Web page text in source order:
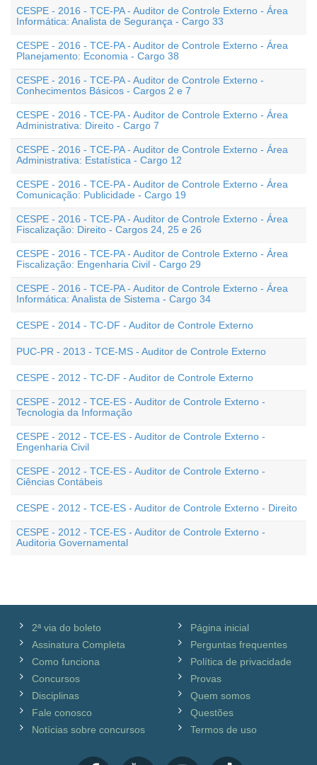
CESPE - 2016 - TCE-PA - Auditor de Controle Externo - Área
Informática: Analista de Segurança - Cargo 33
CESPE - 2016 - TCE-PA - Auditor de Controle Externo - Área
Planejamento: Economia - Cargo 38
CESPE - 2016 - TCE-PA - Auditor de Controle Externo -
Conhecimentos Básicos - Cargos 2 e 7
CESPE - 2016 - TCE-PA - Auditor de Controle Externo - Área
Administrativa: Direito - Cargo 7
CESPE - 2016 - TCE-PA - Auditor de Controle Externo - Área
Administrativa: Estatística - Cargo 12
CESPE - 2016 - TCE-PA - Auditor de Controle Externo - Área
Comunicação: Publicidade - Cargo 19
CESPE - 2016 - TCE-PA - Auditor de Controle Externo - Área
Fiscalização: Direito - Cargos 24, 25 e 26
CESPE - 2016 - TCE-PA - Auditor de Controle Externo - Área
Fiscalização: Engenharia Civil - Cargo 29
CESPE - 2016 - TCE-PA - Auditor de Controle Externo - Área
Informática: Analista de Sistema - Cargo 34
CESPE - 2014 - TC-DF - Auditor de Controle Externo
PUC-PR - 2013 - TCE-MS - Auditor de Controle Externo
CESPE - 2012 - TC-DF - Auditor de Controle Externo
CESPE - 2012 - TCE-ES - Auditor de Controle Externo -
Tecnologia da Informação
CESPE - 2012 - TCE-ES - Auditor de Controle Externo -
Engenharia Civil
CESPE - 2012 - TCE-ES - Auditor de Controle Externo -
Ciências Contábeis
CESPE - 2012 - TCE-ES - Auditor de Controle Externo - Direito
CESPE - 2012 - TCE-ES - Auditor de Controle Externo -
Auditoria Governamental
2ª via do boleto
Assinatura Completa
Como funciona
Concursos
Disciplinas
Fale conosco
Notícias sobre concursos
Página inicial
Perguntas frequentes
Política de privacidade
Provas
Quem somos
Questões
Termos de uso